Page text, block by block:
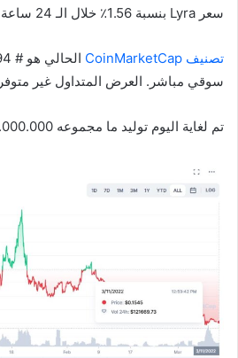
سعر Lyra بنسبة 1.56٪ خلال الـ 24 ساعة الماضية.
تصنيف CoinMarketCap
سوقي مباشر. العرض المتداول غير متوفر
تم لغاية اليوم توليد ما مجموعه 1.000.000.000 Lyra .